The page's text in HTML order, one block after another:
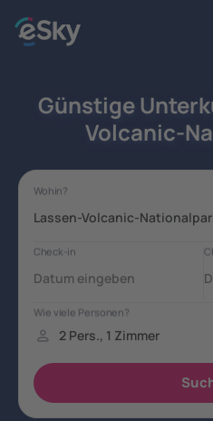
Günstige
Volcanic-